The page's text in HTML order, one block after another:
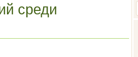
среди